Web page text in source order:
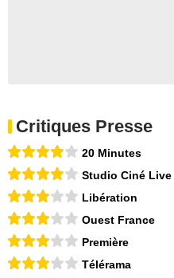
Critiques Presse
20 Minutes
Studio Ciné Live
Libération
Ouest France
Première
Télérama